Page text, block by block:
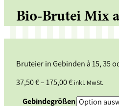
Bio-Brutei Mix
Bruteier in Gebinden à 15, 35
37,50€–175,00€ inkl. MwSt.
Gebindegrößen